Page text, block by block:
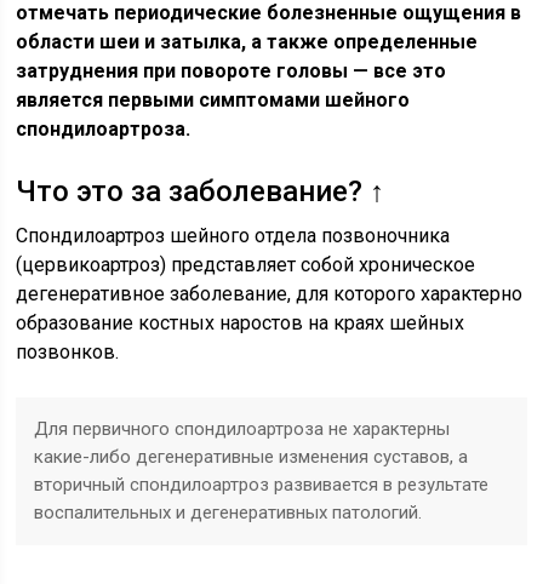
отмечать периодические болезненные ощущения в
области шеи и затылка, а также определенные
затруднения при повороте головы — все это
является первыми симптомами шейного
спондилоартроза.
Что это за заболевание? ↑
Спондилоартроз шейного отдела позвоночника
(цервикоартроз) представляет собой хроническое
дегенеративное заболевание, для которого характерно
образование костных наростов на краях шейных
позвонков.
Для первичного спондилоартроза не характерны
какие-либо дегенеративные изменения суставов, а
вторичный спондилоартроз развивается в результате
воспалительных и дегенеративных патологий.